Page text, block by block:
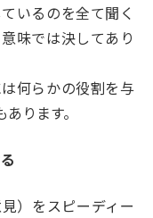
いるのを全て聞く
味では決してあり
何らかの役割を与
ります。
）をスピーディー